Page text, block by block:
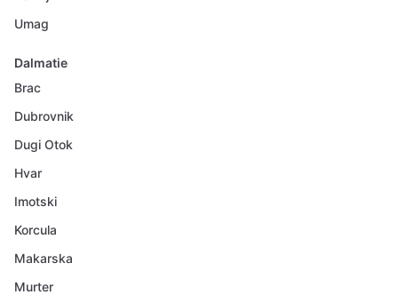
Umag
Dalmatie
Brac
Dubrovnik
Dugi Otok
Hvar
Imotski
Korcula
Makarska
Murter